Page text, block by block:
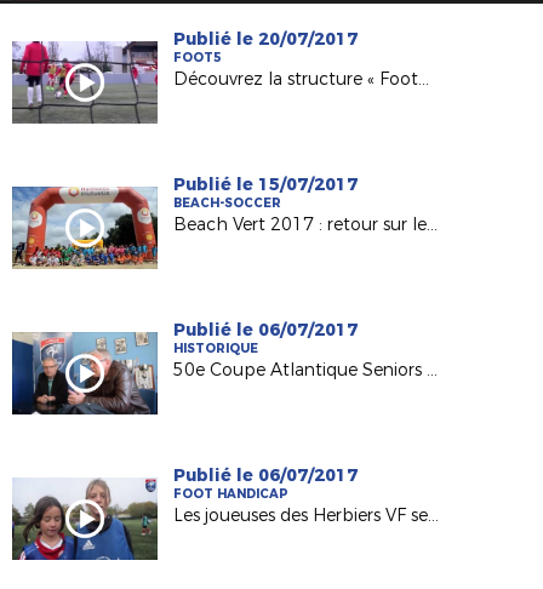
Publié le 20/07/2017
FOOT5
Découvrez la structure « Foot5 Mobile FFF » !
Publié le 15/07/2017
BEACH-SOCCER
Beach Vert 2017 : retour sur les 4 étapes de la 1ère semaine !
Publié le 06/07/2017
HISTORIQUE
50e Coupe Atlantique Seniors : Retour sur la victoire de l'ASPTT Nantes en 1982
Publié le 06/07/2017
FOOT HANDICAP
Les joueuses des Herbiers VF sensibilisées au football adapté